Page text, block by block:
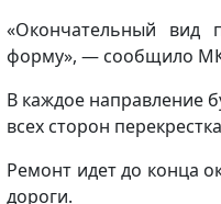
«Окончательный вид
форму», — сообщило
В каждое направление
всех сторон
Ремонт идет до конца
дороги.